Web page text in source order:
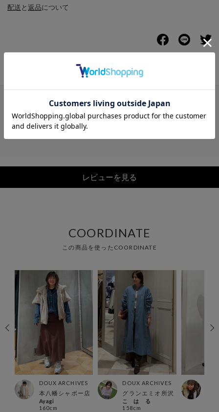
配送と返品について
レビュー
レビューを見る
COORDINATE
この商品を使ったCOORDINATE
DOUX ARCHIVES
本八幡シャポー店
Ayagi
160cm
DOUX ARCHIVES
グランエミオ所沢
こ は る
158cm